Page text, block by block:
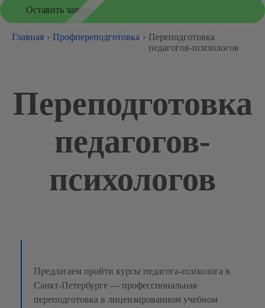
Оставить заявку
Главная › Профпереподготовка › Переподготовка
педагогов-психологов
Переподготовка
педагогов-
психологов
Предлагаем пройти курсы педагога-психолога в
Санкт-Петербурге — профессиональная
переподготовка в лицензированном учебном